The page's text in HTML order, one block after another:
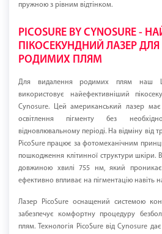
пружною з рівним відтінком.
PICOSURE BY CYNOSURE -
ПІКОСЕКУНДНИЙ ЛАЗЕР
РОДИМИХ ПЛЯМ
Для видалення родимих плям наш
використовує найефективніший
Cynosure. Цей американський лазер має
освітлення пігменту без
відновлювальному періоді. На відміну від
PicoSure працює за фотомеханічним
пошкодження клітинної структури шкіри.
довжиною хвилі 755 нм, який
ефективно впливає на пігментацію навіть
Лазер PicoSure оснащений системою
забезпечує комфортну процедуру
плям. Технологія PicoSure від Cynosure